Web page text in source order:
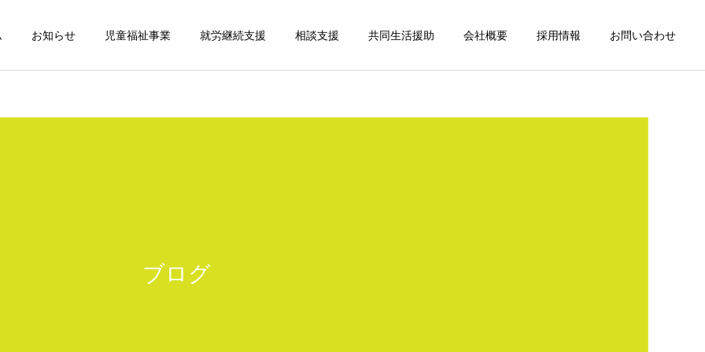
お知らせ 児童福祉事業 就労継続支援 相談支援 共同生活援助 会社概要 採用情報 お問い合わせ
ブログ